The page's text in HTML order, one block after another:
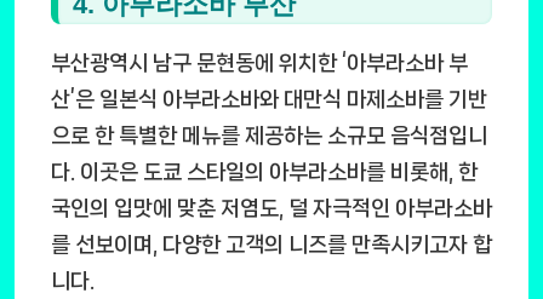
부산광역시 남구 문현동에 위치한 ‘아부라소바 부
산’은 일본식 아부라소바와 대만식 마제소바를 기반
으로 한 특별한 메뉴를 제공하는 소규모 음식점입니
다. 이곳은 도쿄 스타일의 아부라소바를 비롯해, 한
국인의 입맛에 맞춘 저염도, 덜 자극적인 아부라소바
를 선보이며, 다양한 고객의 니즈를 만족시키고자 합
니다.